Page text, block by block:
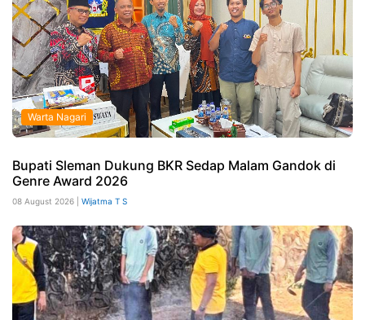
Warta Nagari
Bupati Sleman Dukung BKR Sedap Malam Gandok di
Genre Award 2026
08 August 2026 | Wijatma T S